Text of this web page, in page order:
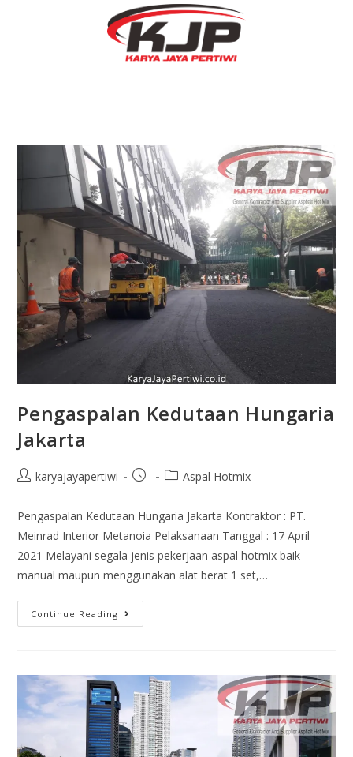
Pengaspalan Kedutaan Hungaria
Jakarta
karyajayapertiwi Aspal Hotmix
Pengaspalan Kedutaan Hungaria Jakarta Kontraktor : PT.
Meinrad Interior Metanoia Pelaksanaan Tanggal : 17 April
2021 Melayani segala jenis pekerjaan aspal hotmix baik
manual maupun menggunakan alat berat 1 set,…
Continue Reading